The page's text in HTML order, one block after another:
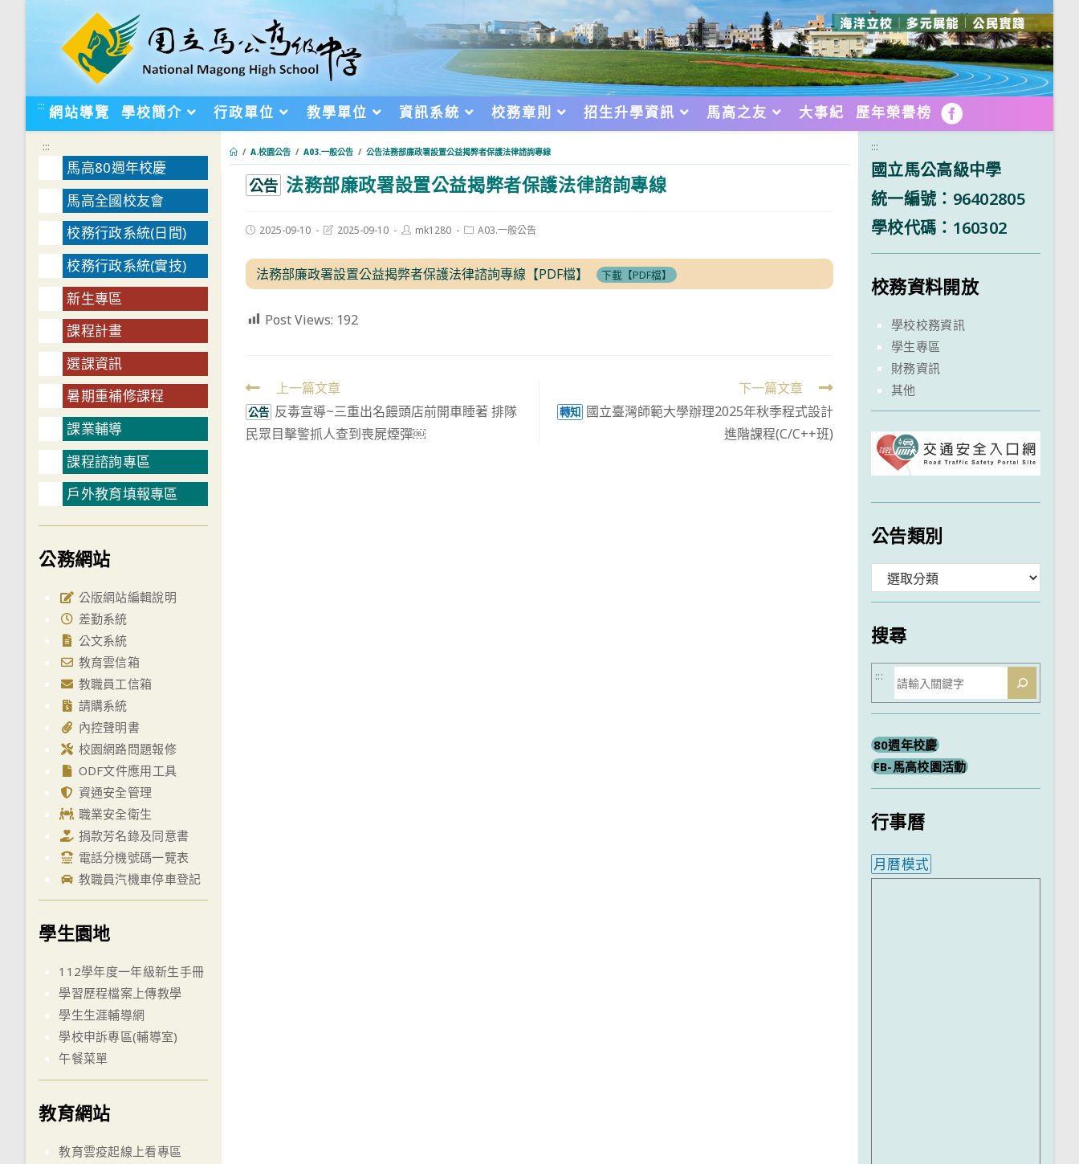
::: 網站導覽 學校簡介 行政單位 教學單位 資訊系統 校務章則 招生升學資訊 馬高之友 大事紀 歷年榮譽榜 FB
/ A.校園公告 / A03.一般公告 / 公告法務部廉政署設置公益揭弊者保護法律諮詢專線
公告 法務部廉政署設置公益揭弊者保護法律諮詢專線
Post2025-09-10
Post2025-09-10
Postmk1280
PostA03.一般公告
法務部廉政署設置公益揭弊者保護法律諮詢專線【PDF檔】 下載【PDF檔】
Post Views: 192
Read
more
articles
上一篇文章
公告 反毒宣導~三重出名饅頭店前開車睡著 排隊
民眾目擊警抓人查到喪屍煙彈￼
下一篇文章
轉知 國立臺灣師範大學辦理2025年秋季程式設計
進階課程(C/C++班)
:::
馬高80週年校慶
馬高全國校友會
校務行政系統(日間)
校務行政系統(實技)
新生專區
課程計畫
選課資訊
暑期重補修課程
課業輔導
課程諮詢專區
戶外教育填報專區
公務網站
公版網站編輯說明
差勤系統
公文系統
教育雲信箱
教職員工信箱
請購系統
內控聲明書
校園網路問題報修
ODF文件應用工具
資通安全管理
職業安全衛生
捐款芳名錄及同意書
電話分機號碼一覽表
教職員汽機車停車登記
學生園地
112學年度一年級新生手冊
學習歷程檔案上傳教學
學生生涯輔導網
學校申訴專區(輔導室)
午餐菜單
教育網站
教育雲疫起線上看專區
:::
國立馬公高級中學
統一編號：96402805
學校代碼：160302
校務資料開放
學校校務資訊
學生專區
財務資訊
其他
公告類別
類
搜尋
搜
尋
:::
80週年校慶
FB-馬高校園活動
行事曆
月曆模式